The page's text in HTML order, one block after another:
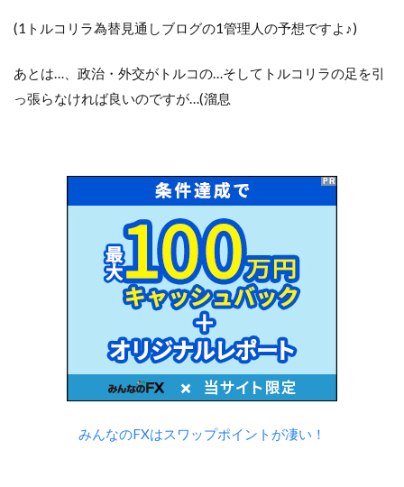
(1トルコリラ為替見通しブログの1管理人の予想ですよ♪)
あとは…、政治・外交がトルコの…そしてトルコリラの足を引
っ張らなければ良いのですが…(溜息
みんなのFXはスワップポイントが凄い！